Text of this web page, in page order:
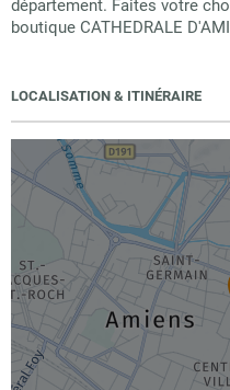
département. Faites votre
boutique CATHEDRALE
LOCALISATION & ITINÉRAIRE